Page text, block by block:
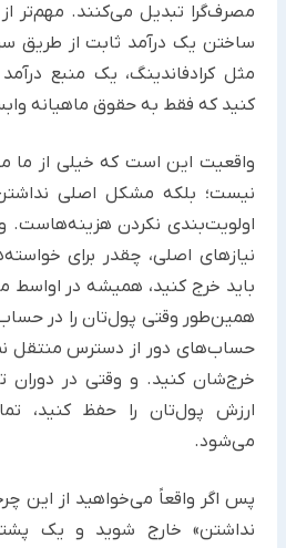
مصرف‌گرا تبدیل می‌کنند. مهم‌تر
ساختن یک درآمد ثابت از طریق
مثل کرادفاندینگ، یک منبع
کنید که فقط به حقوق ماهیانه
واقعیت این است که خیلی از ما
نیست؛ بلکه مشکل اصلی
اولویت‌بندی نکردن هزینه‌هاست.
نیازهای اصلی، چقدر برای
باید خرج کنید، همیشه در اواسط
همین‌طور وقتی پول‌تان را در
حساب‌های دور از دسترس منتقل
خرج‌شان کنید. و وقتی در دوران
ارزش پول‌تان را حفظ کنید،
می‌شود.
پس اگر واقعاً می‌خواهید از این
نداشتن» خارج شوید و یک